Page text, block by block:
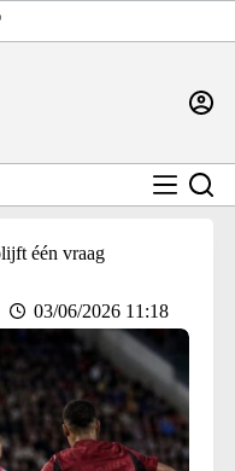
één vraag
03/06/2026 11:18